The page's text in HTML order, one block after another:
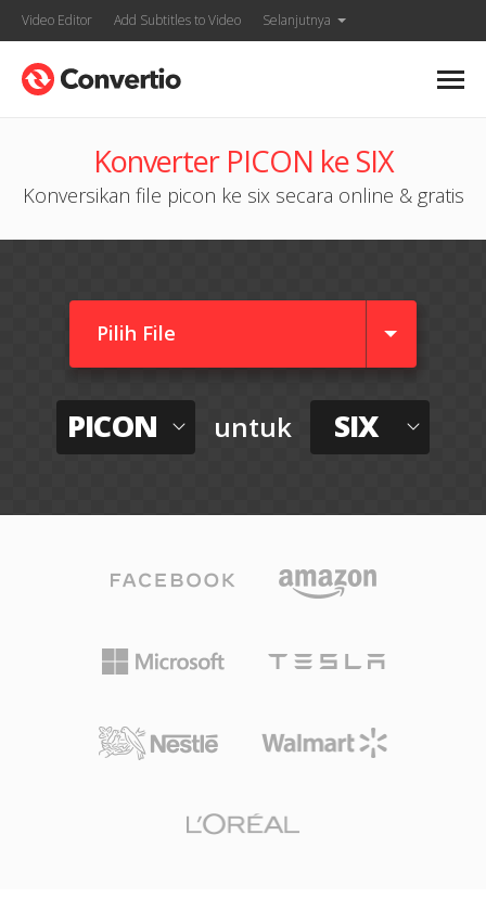
Video Editor Add Subtitles to Video Selanjutnya
Konverter PICON ke SIX
Konversikan file picon ke six secara online & gratis
Pilih File
PICON untuk SIX